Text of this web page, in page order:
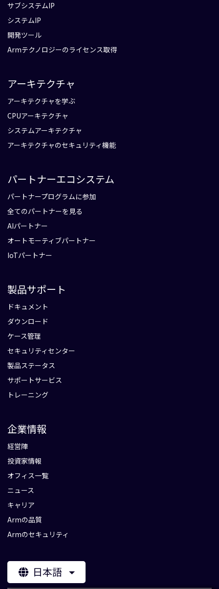
サブシステムIP
システムIP
開発ツール
Armテクノロジーのライセンス取得
アーキテクチャ
アーキテクチャを学ぶ
CPUアーキテクチャ
システムアーキテクチャ
アーキテクチャのセキュリティ機能
パートナーエコシステム
パートナープログラムに参加
全てのパートナーを見る
AIパートナー
オートモーティブパートナー
IoTパートナー
製品サポート
ドキュメント
ダウンロード
ケース管理
セキュリティセンター
製品ステータス
サポートサービス
トレーニング
企業情報
経営陣
投資家情報
オフィス一覧
ニュース
キャリア
Armの品質
Armのセキュリティ
日本語